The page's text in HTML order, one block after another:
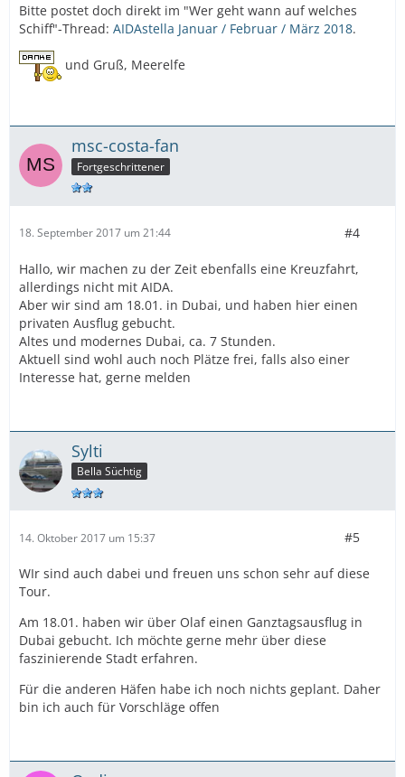
Bitte postet doch direkt im "Wer geht wann auf welches
Schiff"-Thread: AIDAstella Januar / Februar / März 2018.
und Gruß, Meerelfe
msc-costa-fan
Fortgeschrittener
18. September 2017 um 21:44 #4
Hallo, wir machen zu der Zeit ebenfalls eine Kreuzfahrt,
allerdings nicht mit AIDA.
Aber wir sind am 18.01. in Dubai, und haben hier einen
privaten Ausflug gebucht.
Altes und modernes Dubai, ca. 7 Stunden.
Aktuell sind wohl auch noch Plätze frei, falls also einer
Interesse hat, gerne melden
Sylti
Bella Süchtig
14. Oktober 2017 um 15:37 #5
WIr sind auch dabei und freuen uns schon sehr auf diese
Tour.
Am 18.01. haben wir über Olaf einen Ganztagsausflug in
Dubai gebucht. Ich möchte gerne mehr über diese
faszinierende Stadt erfahren.
Für die anderen Häfen habe ich noch nichts geplant. Daher
bin ich auch für Vorschläge offen